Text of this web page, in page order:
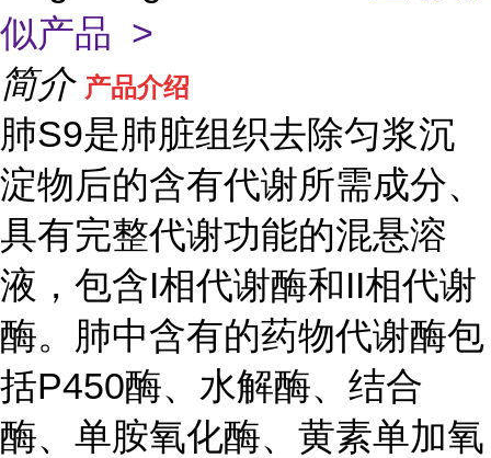
似产品 >
简介 产品介绍
肺S9是肺脏组织去除匀浆沉
淀物后的含有代谢所需成分、
具有完整代谢功能的混悬溶
液，包含I相代谢酶和II相代谢
酶。肺中含有的药物代谢酶包
括P450酶、水解酶、结合
酶、单胺氧化酶、黄素单加氧